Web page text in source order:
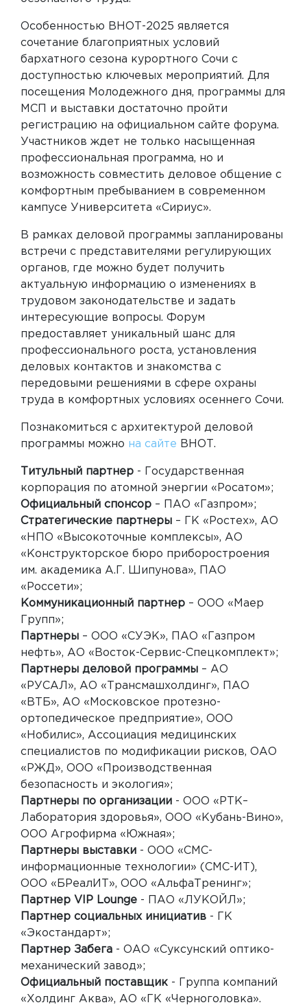
Особенностью ВНОТ-2025 является
сочетание благоприятных условий
бархатного сезона курортного Сочи с
доступностью ключевых мероприятий. Для
посещения Молодежного дня, программы для
МСП и выставки достаточно пройти
регистрацию на официальном сайте форума.
Участников ждет не только насыщенная
профессиональная программа, но и
возможность совместить деловое общение с
комфортным пребыванием в современном
кампусе Университета «Сириус».
В рамках деловой программы запланированы
встречи с представителями регулирующих
органов, где можно будет получить
актуальную информацию о изменениях в
трудовом законодательстве и задать
интересующие вопросы. Форум
предоставляет уникальный шанс для
профессионального роста, установления
деловых контактов и знакомства с
передовыми решениями в сфере охраны
труда в комфортных условиях осеннего Сочи.
Познакомиться с архитектурой деловой
программы можно на сайте ВНОТ.
Титульный партнер - Государственная
корпорация по атомной энергии «Росатом»;
Официальный спонсор – ПАО «Газпром»;
Стратегические партнеры – ГК «Ростех», АО
«НПO «Высoкoтoчные кoмплексы», АО
«Конструкторское бюро приборостроения
им. академика А.Г. Шипунова», ПАО
«Россети»;
Коммуникационный партнер – ООО «Маер
Групп»;
Партнеры – ООО «СУЭК», ПАО «Газпром
нефть», АО «Восток-Сервис-Спецкомплект»;
Партнеры деловой программы – АО
«РУСАЛ», АО «Трансмашхолдинг», ПАО
«ВТБ», АО «Московское протезно-
ортопедическое предприятие», ООО
«Нобилис», Ассоциация медицинских
специалистов по модификации рисков, ОАО
«РЖД», ООО «Производственная
безопасность и экология»;
Партнеры по организации - ООО «РТК–
Лаборатория здоровья», ООО «Кубань-Вино»,
ООО Агрофирма «Южная»;
Партнеры выставки - ООО «СМС-
информационные технологии» (СМС-ИТ),
ООО «БРеалИТ», ООО «АльфаТренинг»;
Партнер VIP Lounge - ПАО «ЛУКОЙЛ»;
Партнер социальных инициатив - ГК
«Экостандарт»;
Партнер Забега - ОАО «Суксунский оптико-
механический завод»;
Официальный поставщик - Группа компаний
«Холдинг Аква», АО «ГК «Черноголовка».